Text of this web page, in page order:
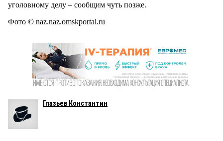
уголовному делу – сообщим чуть позже.
Фото © naz.naz.omskportal.ru
Глазьев Константин